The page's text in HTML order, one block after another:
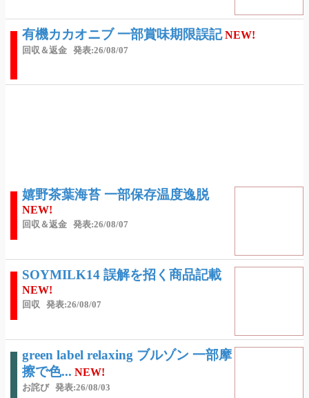
有機カカオニブ 一部賞味期限誤記 NEW!
回収＆返金 発表:26/08/07
嬉野茶葉海苔 一部保存温度逸脱
NEW!
回収＆返金 発表:26/08/07
SOYMILK14 誤解を招く商品記載
NEW!
回収 発表:26/08/07
green label relaxing ブルゾン 一部摩
擦で色... NEW!
お詫び 発表:26/08/03